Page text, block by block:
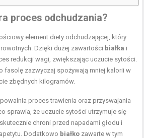
proces odchudzania?
element diety odchudzającej, który
Dzięki dużej zawartości białka i
redukcji wagi, zwiększając uczucie sytości.
fasolę zazwyczaj spożywają mniej kalorii w
zbędnych kilogramów.
proces trawienia oraz przyswajania
sprawia, że uczucie sytości utrzymuje się
chroni przed napadami głodu i
Dodatkowo białko zawarte w tym